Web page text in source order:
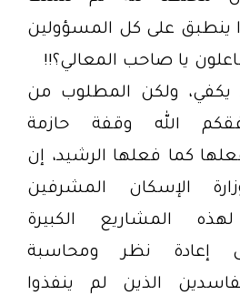
ينطبق على كل المسؤولين
يا صاحب المعالي؟!!
يكفي، ولكن المطلوب من
الله وقفة حازمة
كما فعلها الرشيد، إن
الإسكان المشرفين
لهذه المشاريع الكبيرة
إعادة نظر ومحاسبة
الذين لم ينفذوا